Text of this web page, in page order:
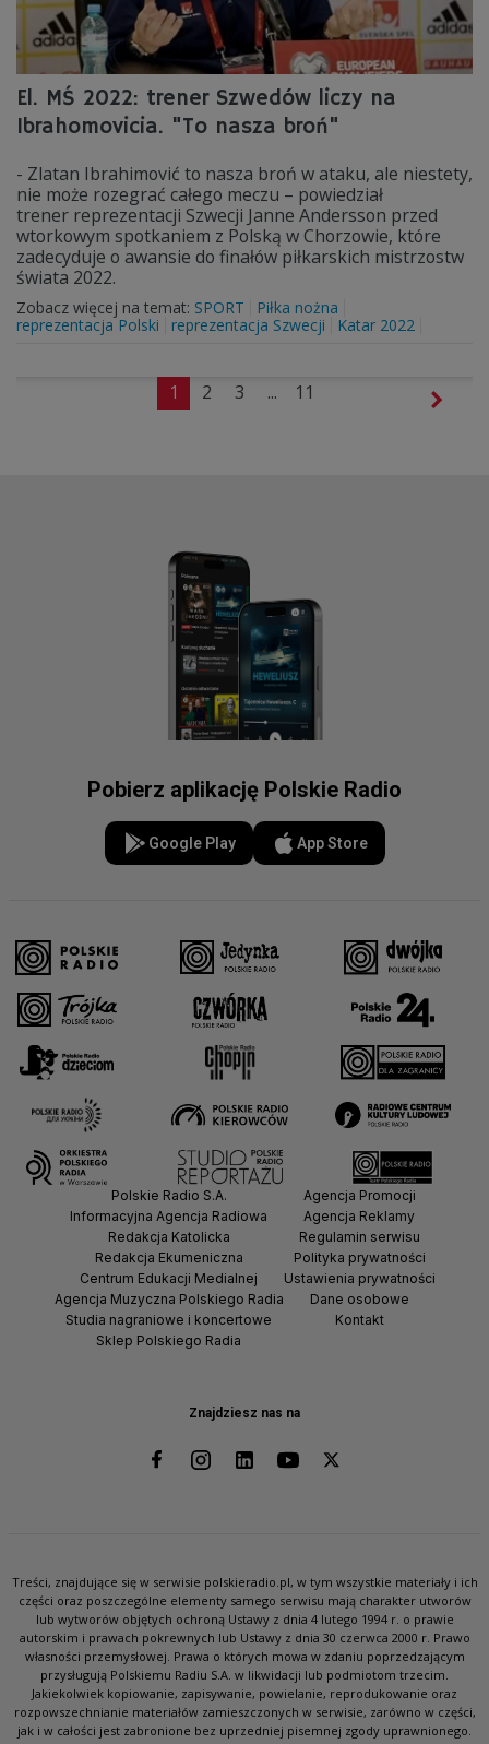
El. MŚ 2022: trener Szwedów liczy na
Ibrahomovicia. "To nasza broń"
- Zlatan Ibrahimović to nasza broń w ataku, ale niestety,
nie może rozegrać całego meczu – powiedział
trener reprezentacji Szwecji Janne Andersson przed
wtorkowym spotkaniem z Polską w Chorzowie, które
zadecyduje o awansie do finałów piłkarskich mistrzostw
świata 2022.
Zobacz więcej na temat: SPORT
Piłka nożna
reprezentacja Polski
reprezentacja Szwecji Katar 2022
1 2 3 ... 11
Pobierz aplikację Polskie Radio
Google Play App Store
Znajdziesz nas na
Polskie Radio S.A.
Informacyjna Agencja Radiowa
Redakcja Katolicka
Redakcja Ekumeniczna
Centrum Edukacji Medialnej
Agencja Muzyczna Polskiego Radia
Studia nagraniowe i koncertowe
Sklep Polskiego Radia
Agencja Promocji
Agencja Reklamy
Regulamin serwisu
Polityka prywatności
Ustawienia prywatności
Dane osobowe
Kontakt
Treści, znajdujące się w serwisie polskieradio.pl, w tym wszystkie materiały i ich
części oraz poszczególne elementy samego serwisu mają charakter utworów
lub wytworów objętych ochroną Ustawy z dnia 4 lutego 1994 r. o prawie
autorskim i prawach pokrewnych lub Ustawy z dnia 30 czerwca 2000 r. Prawo
własności przemysłowej. Prawa o których mowa w zdaniu poprzedzającym
przysługują Polskiemu Radiu S.A. w likwidacji lub podmiotom trzecim.
Jakiekolwiek kopiowanie, zapisywanie, powielanie, reprodukowanie oraz
rozpowszechnianie materiałów zamieszczonych w serwisie, zarówno w części,
jak i w całości jest zabronione bez uprzedniej pisemnej zgody uprawnionego.